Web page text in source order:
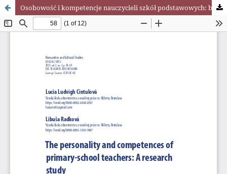
Osobowość i kompetencje nauczycieli szkół podstawowych: badania naukowe